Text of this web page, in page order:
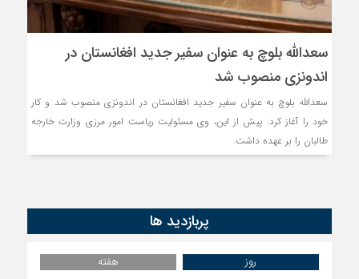
مذاکره تحمیلی، جنگسعدالله بلوچ به عنوان سفیر جدید افغانستان در
اندونزی منصوب شد
سعدالله بلوچ به عنوان سفیر جدید افغانستان در اندونزی منصوب شد و کار
خود را آغاز کرد. پیش از این، وی مسئولیت ریاست امور مرزی وزارت خارجه
طالبان را بر عهده داشت.
پربازدید ها
روز
هفته